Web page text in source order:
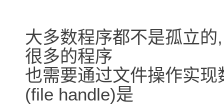
大多数程序都不是孤立
很多的程序
也需要通过文件操作实
(file handle)是